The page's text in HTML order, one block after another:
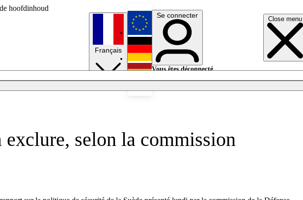
hoofdinhoud
Close menu
Français
English
Deutsch
Se connecter
Vous êtes déconnecté.
exclure, selon la commission